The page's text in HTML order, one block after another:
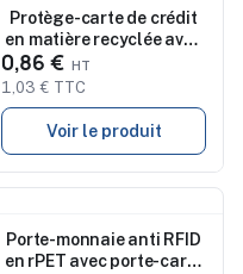
Nouveau
Protège-carte de crédit
en matière recyclée avec
blindage anti RFID - objet
publicitaire
0,86 €
1,03 € TTC
Voir le produit
Porte-monnaie anti RFID
en rPET avec porte-carte